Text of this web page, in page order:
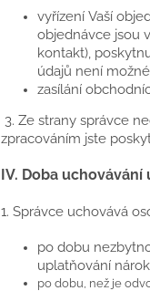
vyřízení Vaší
objednávce jsou
kontakt),
údajů není
zasílání
3. Ze strany správce
zpracováním jste
IV. Doba uchovávání
1. Správce uchovává
po dobu
uplatňování
po dobu, než je